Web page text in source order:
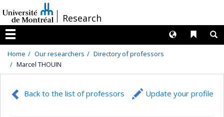
au
contenu
/Research
Menu
Liens
Langues
Home Our researchers
Directory of professors
Marcel THOUIN
Back to the list of professors Update your profile